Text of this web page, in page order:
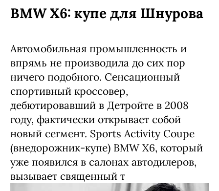
BMW X6: купе для Шнурова
Автомобильная промышленность и
впрямь не производила до сих пор
ничего подобного. Сенсационный
спортивный кроссовер,
дебютировавший в Детройте в 2008
году, фактически открывает собой
новый сегмент. Sports Activity Coupe
(внедорожник-купе) BMW X6, который
уже появился в салонах автодилеров,
вызывает священный т